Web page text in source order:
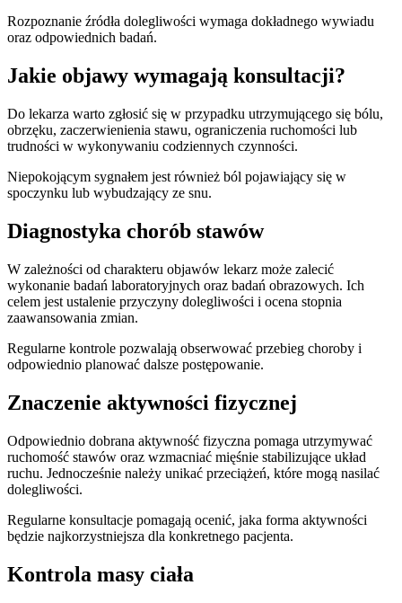
Rozpoznanie źródła dolegliwości wymaga dokładnego wywiadu
oraz odpowiednich badań.
Jakie objawy wymagają konsultacji?
Do lekarza warto zgłosić się w przypadku utrzymującego się bólu,
obrzęku, zaczerwienienia stawu, ograniczenia ruchomości lub
trudności w wykonywaniu codziennych czynności.
Niepokojącym sygnałem jest również ból pojawiający się w
spoczynku lub wybudzający ze snu.
Diagnostyka chorób stawów
W zależności od charakteru objawów lekarz może zalecić
wykonanie badań laboratoryjnych oraz badań obrazowych. Ich
celem jest ustalenie przyczyny dolegliwości i ocena stopnia
zaawansowania zmian.
Regularne kontrole pozwalają obserwować przebieg choroby i
odpowiednio planować dalsze postępowanie.
Znaczenie aktywności fizycznej
Odpowiednio dobrana aktywność fizyczna pomaga utrzymywać
ruchomość stawów oraz wzmacniać mięśnie stabilizujące układ
ruchu. Jednocześnie należy unikać przeciążeń, które mogą nasilać
dolegliwości.
Regularne konsultacje pomagają ocenić, jaka forma aktywności
będzie najkorzystniejsza dla konkretnego pacjenta.
Kontrola masy ciała